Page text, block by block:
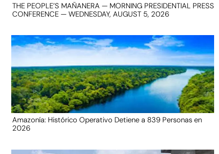
THE PEOPLE’S MAÑANERA — MORNING PRESIDENTIAL PRESS
CONFERENCE — WEDNESDAY, AUGUST 5, 2026
Amazonía: Histórico Operativo Detiene a 839 Personas en
2026